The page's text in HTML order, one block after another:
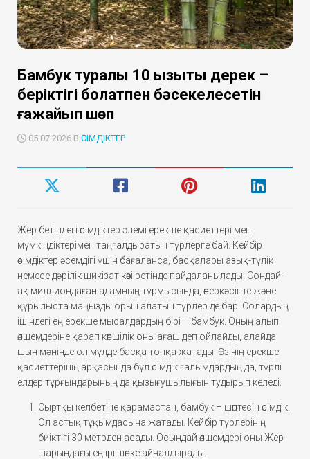
Бамбук туралы 10 қызықты дерек –
беріктігі болатпен бәсекелесетін
ғажайып шөп
05.07.2026 В ӨСІМДІКТЕР
Жер бетіндегі өсімдіктер әлемі ерекше қасиеттері мен
мүмкіндіктерімен таңғалдыратын түрлерге бай. Кейбір
өсімдіктер әсемдігі үшін бағаланса, басқалары азық-түлік
немесе дәрілік шикізат көзі ретінде пайдаланылады. Сондай-
ақ миллиондаған адамның тұрмысында, өнеркәсіпте және
құрылыста маңызды орын алатын түрлер де бар. Солардың
ішіндегі ең ерекше мысалдардың бірі – бамбук. Оның алып
өлшемдеріне қарап көпшілік оны ағаш деп ойлайды, алайда
шын мәнінде ол мүлде басқа топқа жатады. Өзінің ерекше
қасиеттерінің арқасында бұл өсімдік ғалымдардың да, түрлі
елдер тұрғындарының да қызығушылығын тудырып келеді.
Сыртқы келбетіне қарамастан, бамбук – шөптесін өсімдік.
Ол астық тұқымдасына жатады. Кейбір түрлерінің
биіктігі 30 метрден асады. Осындай өлшемдері оны Жер
шарындағы ең ірі шөпке айналдырады.